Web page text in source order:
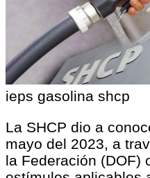
ieps gasolina shcp
La SHCP dio a
mayo del 2023, a
la Federación (DOF)